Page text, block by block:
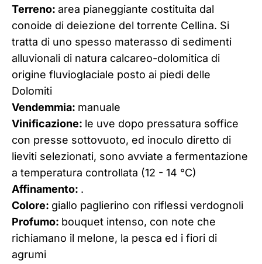
Terreno: area pianeggiante costituita dal
conoide di deiezione del torrente Cellina. Si
tratta di uno spesso materasso di sedimenti
alluvionali di natura calcareo-dolomitica di
origine fluvioglaciale posto ai piedi delle
Dolomiti
Vendemmia: manuale
Vinificazione: le uve dopo pressatura soffice
con presse sottovuoto, ed inoculo diretto di
lieviti selezionati, sono avviate a fermentazione
a temperatura controllata (12 - 14 °C)
Affinamento: .
Colore: giallo paglierino con riflessi verdognoli
Profumo: bouquet intenso, con note che
richiamano il melone, la pesca ed i fiori di
agrumi